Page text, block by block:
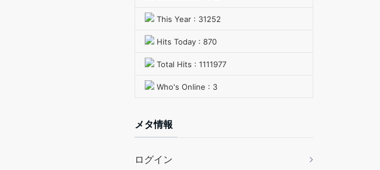
This Year : 31252
Hits Today : 870
Total Hits : 1111977
Who's Online : 3
メタ情報
ログイン